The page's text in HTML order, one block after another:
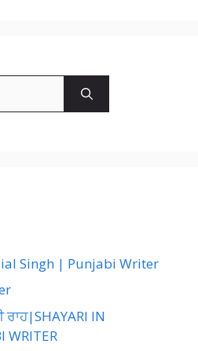
Singh | Punjabi Writer
IN
WRITER